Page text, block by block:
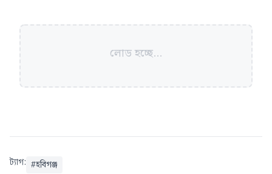
লোড হচ্ছে...
ট্যাগ: #হবিগঞ্জ